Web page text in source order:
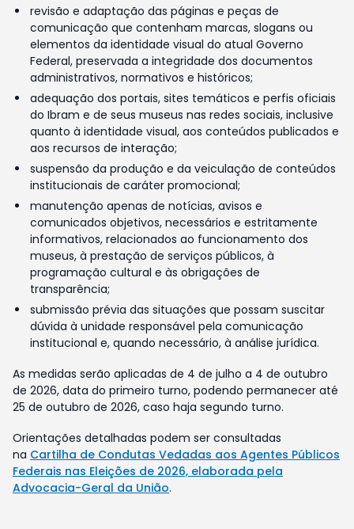
revisão e adaptação das páginas e peças de
comunicação que contenham marcas, slogans ou
elementos da identidade visual do atual Governo
Federal, preservada a integridade dos documentos
administrativos, normativos e históricos;
adequação dos portais, sites temáticos e perfis oficiais
do Ibram e de seus museus nas redes sociais, inclusive
quanto à identidade visual, aos conteúdos publicados e
aos recursos de interação;
suspensão da produção e da veiculação de conteúdos
institucionais de caráter promocional;
manutenção apenas de notícias, avisos e
comunicados objetivos, necessários e estritamente
informativos, relacionados ao funcionamento dos
museus, à prestação de serviços públicos, à
programação cultural e às obrigações de
transparência;
submissão prévia das situações que possam suscitar
dúvida à unidade responsável pela comunicação
institucional e, quando necessário, à análise jurídica.
As medidas serão aplicadas de 4 de julho a 4 de outubro
de 2026, data do primeiro turno, podendo permanecer até
25 de outubro de 2026, caso haja segundo turno.
Orientações detalhadas podem ser consultadas
na Cartilha de Condutas Vedadas aos Agentes Públicos
Federais nas Eleições de 2026, elaborada pela
Advocacia-Geral da União.